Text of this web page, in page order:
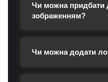
Чи можна придбати
зображенням?
Чи можна додати